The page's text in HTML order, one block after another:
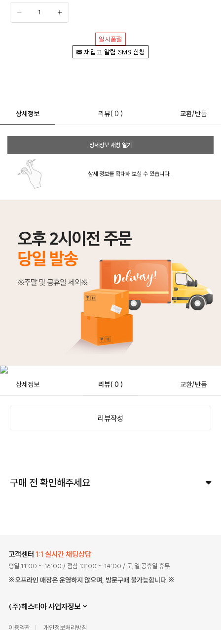
상세정보 리뷰( 0 ) 교환/반품
상세정보 새창 열기
상세 정보를 확대해 보실 수 있습니다.
상세정보 리뷰( 0 ) 교환/반품
리뷰작성
구매 전 확인해주세요
고객센터 1:1 실시간 채팅상담
평일 11:00 ~ 16:00 / 점심 13:00 ~ 14:00 / 토,일 공휴일 휴무
※오프라인 매장은 운영하지 않으며, 방문구매 불가능합니다.※
(주)헤스티아 사업자정보
이용약관 개인정보처리방침